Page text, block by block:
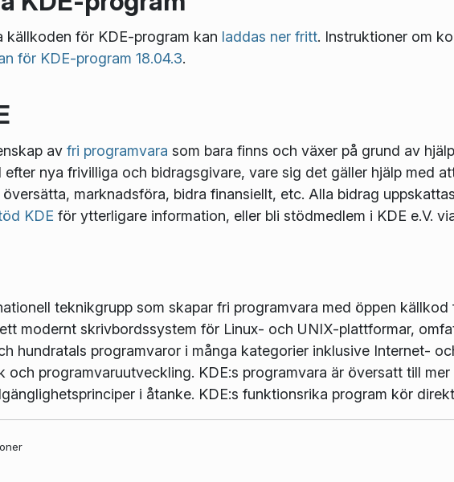
källkoden för KDE-program kan laddas ner fritt. Instruktioner om
för KDE-program 18.04.3.
av fri programvara som bara finns och växer på grund av
efter nya frivilliga och bidragsgivare, vare sig det gäller hjälp med
marknadsföra, bidra finansiellt, etc. Alla bidrag
KDE för ytterligare information, eller bli stödmedlem i KDE e.V.
teknikgrupp som skapar fri programvara med öppen
modernt skrivbordssystem för Linux- och UNIX-plattformar,
hundratals programvaror i många kategorier inklusive Internet-
och programvaruutveckling. KDE:s programvara är översatt till
i åtanke. KDE:s funktionsrika program kör